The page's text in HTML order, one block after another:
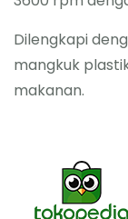
Dilengkapi
mangkuk
makanan.